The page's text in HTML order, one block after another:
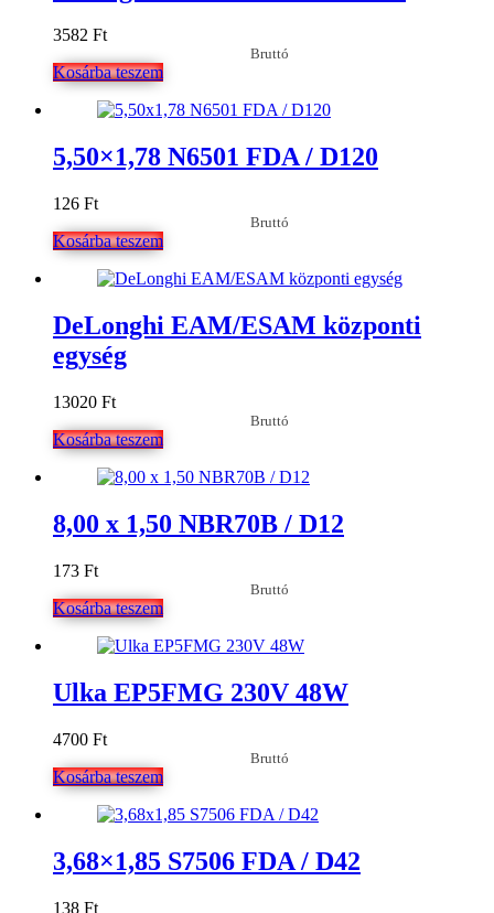
3582 Ft
Bruttó
Kosárba teszem
5,50×1,78 N6501 FDA / D120
126 Ft
Bruttó
Kosárba teszem
DeLonghi EAM/ESAM központi
egység
13020 Ft
Bruttó
Kosárba teszem
8,00 x 1,50 NBR70B / D12
173 Ft
Bruttó
Kosárba teszem
Ulka EP5FMG 230V 48W
4700 Ft
Bruttó
Kosárba teszem
3,68×1,85 S7506 FDA / D42
138 Ft